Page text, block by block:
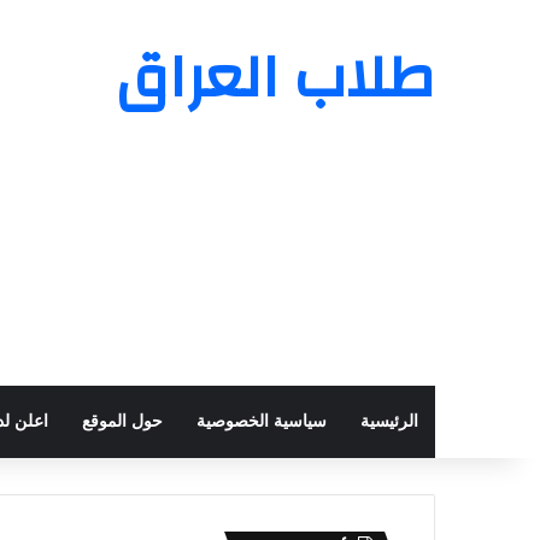
طلاب العراق
الرئيسية سياسية الخصوصية حول الموقع اعلن